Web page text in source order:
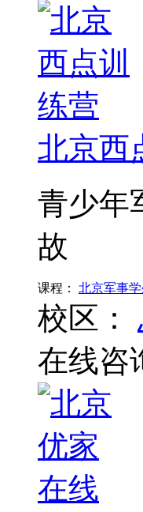
北京西
青少年
故
课程： 北京军事
校区：
在线咨